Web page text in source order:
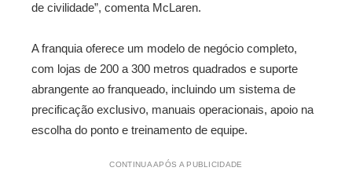
de civilidade”, comenta McLaren.
A franquia oferece um modelo de negócio completo,
com lojas de 200 a 300 metros quadrados e suporte
abrangente ao franqueado, incluindo um sistema de
precificação exclusivo, manuais operacionais, apoio na
escolha do ponto e treinamento de equipe.
CONTINUA APÓS A PUBLICIDADE